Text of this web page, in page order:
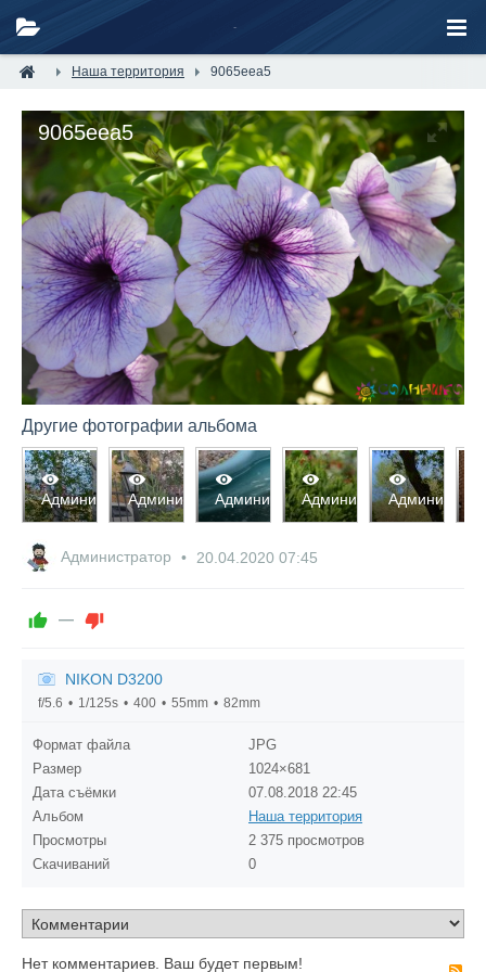
Наша территория 9065eea5
9065eea5
Другие фотографии альбома
2812
0
Администратор
2796
0
Администратор
2819
0
Администратор
2843
0
Администратор
2829
0
Администратор 20.04.2020 07:45
—
NIKON D3200
f/5.6 1/125s 400 55mm 82mm
Формат файла
JPG
Размер
1024×681
Дата съёмки
07.08.2018 22:45
Альбом
Наша территория
Просмотры
2 375 просмотров
Скачиваний
0
Нет комментариев. Ваш будет первым!